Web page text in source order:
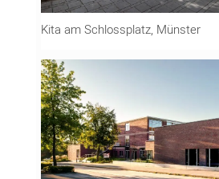
Kita am Schlossplatz, Münster